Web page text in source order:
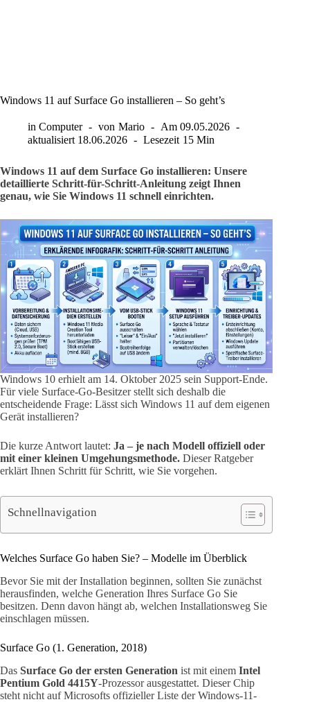
Windows 11 auf Surface Go installieren – So geht’s
in Computer von Mario Am 09.05.2026
aktualisiert 18.06.2026 Lesezeit 15 Min
Windows 11 auf dem Surface Go installieren: Unsere
detaillierte Schritt-für-Schritt-Anleitung zeigt Ihnen
genau, wie Sie Windows 11 schnell einrichten.
Windows 10 erhielt am 14. Oktober 2025 sein Support-Ende.
Für viele Surface-Go-Besitzer stellt sich deshalb die
entscheidende Frage: Lässt sich Windows 11 auf dem eigenen
Gerät installieren?
Die kurze Antwort lautet: Ja – je nach Modell offiziell oder
mit einer kleinen Umgehungsmethode. Dieser Ratgeber
erklärt Ihnen Schritt für Schritt, wie Sie vorgehen.
Schnellnavigation
Welches Surface Go haben Sie? – Modelle im Überblick
Bevor Sie mit der Installation beginnen, sollten Sie zunächst
herausfinden, welche Generation Ihres Surface Go Sie
besitzen. Denn davon hängt ab, welchen Installationsweg Sie
einschlagen müssen.
Surface Go (1. Generation, 2018)
Das Surface Go der ersten Generation ist mit einem Intel
Pentium Gold 4415Y-Prozessor ausgestattet. Dieser Chip
steht nicht auf Microsofts offizieller Liste der Windows-11-